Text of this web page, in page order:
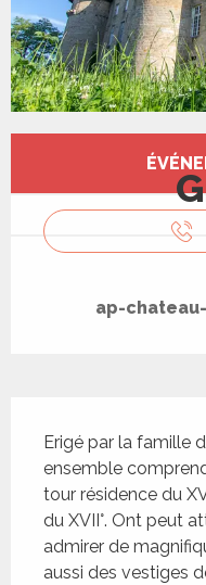
Ouverture et
ap-
Erigé par la famille
ensemble
tour résidence du
du XVII°. Ont peut
admirer de
aussi des vestiges